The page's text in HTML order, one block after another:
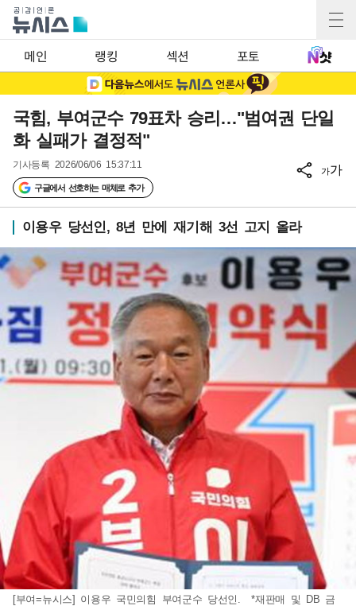
메인 랭킹 섹션 포토
국힘, 부여군수 79표차 승리…"범여권 단일
화 실패가 결정적"
기사등록 2026/06/06 15:37:11
구글에서 선호하는 매체로 추가
가가
이용우 당선인, 8년 만에 재기해 3선 고지 올라
[부여=뉴시스] 이용우 국민의힘 부여군수 당선인. *재판매 및 DB 금